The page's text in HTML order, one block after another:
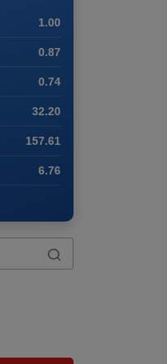
1.00
0.87
0.74
32.20
157.61
6.76